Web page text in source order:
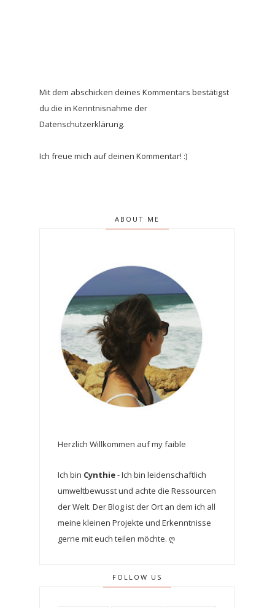
Mit dem abschicken deines Kommentars bestätigst
du die in Kenntnisnahme der
Datenschutzerklärung.
Ich freue mich auf deinen Kommentar! :)
ABOUT ME
Herzlich Willkommen auf my faible
Ich bin Cynthie- Ich bin leidenschaftlich
umweltbewusst und achte die Ressourcen
der Welt. Der Blog ist der Ort an dem ich all
meine kleinen Projekte und Erkenntnisse
gerne mit euch teilen möchte. ღ
FOLLOW US